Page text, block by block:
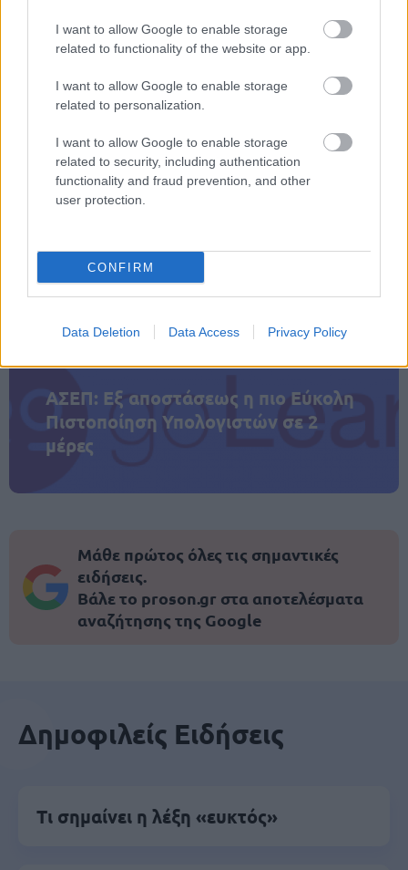
I want to allow Google to enable storage
related to functionality of the website or app.
I want to allow Google to enable storage
related to personalization.
I want to allow Google to enable storage
related to security, including authentication
functionality and fraud prevention, and other
user protection.
CONFIRM
Data Deletion Data Access Privacy Policy
Η προθεσμία των αιτήσεων λήγει την
Πέμπτη 24
Απριλίου 2025. Μείνετε συντονισμένοι στο
Proson.gr ώστε να ενημερώνεστε πρώτοι για όλες
προσλήψεις σε Δήμους
εδώολόκληρη την προκήρυξη.
μόνο 2 ημέρες στα χέρια σας
ΑΣΕΠ: Εξ αποστάσεως η πιο Εύκολη
Πιστοποίηση Υπολογιστών σε 2
μέρες
Μάθε πρώτος όλες τις σημαντικές
ειδήσεις.
Βάλε το proson.gr στα αποτελέσματα
αναζήτησης της Google
Δημοφιλείς Ειδήσεις
Τι σημαίνει η λέξη «ευκτός»